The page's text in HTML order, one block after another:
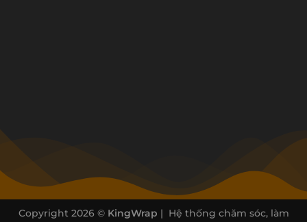
Copyright 2026 © KingWrap | Hệ thống chăm sóc, làm